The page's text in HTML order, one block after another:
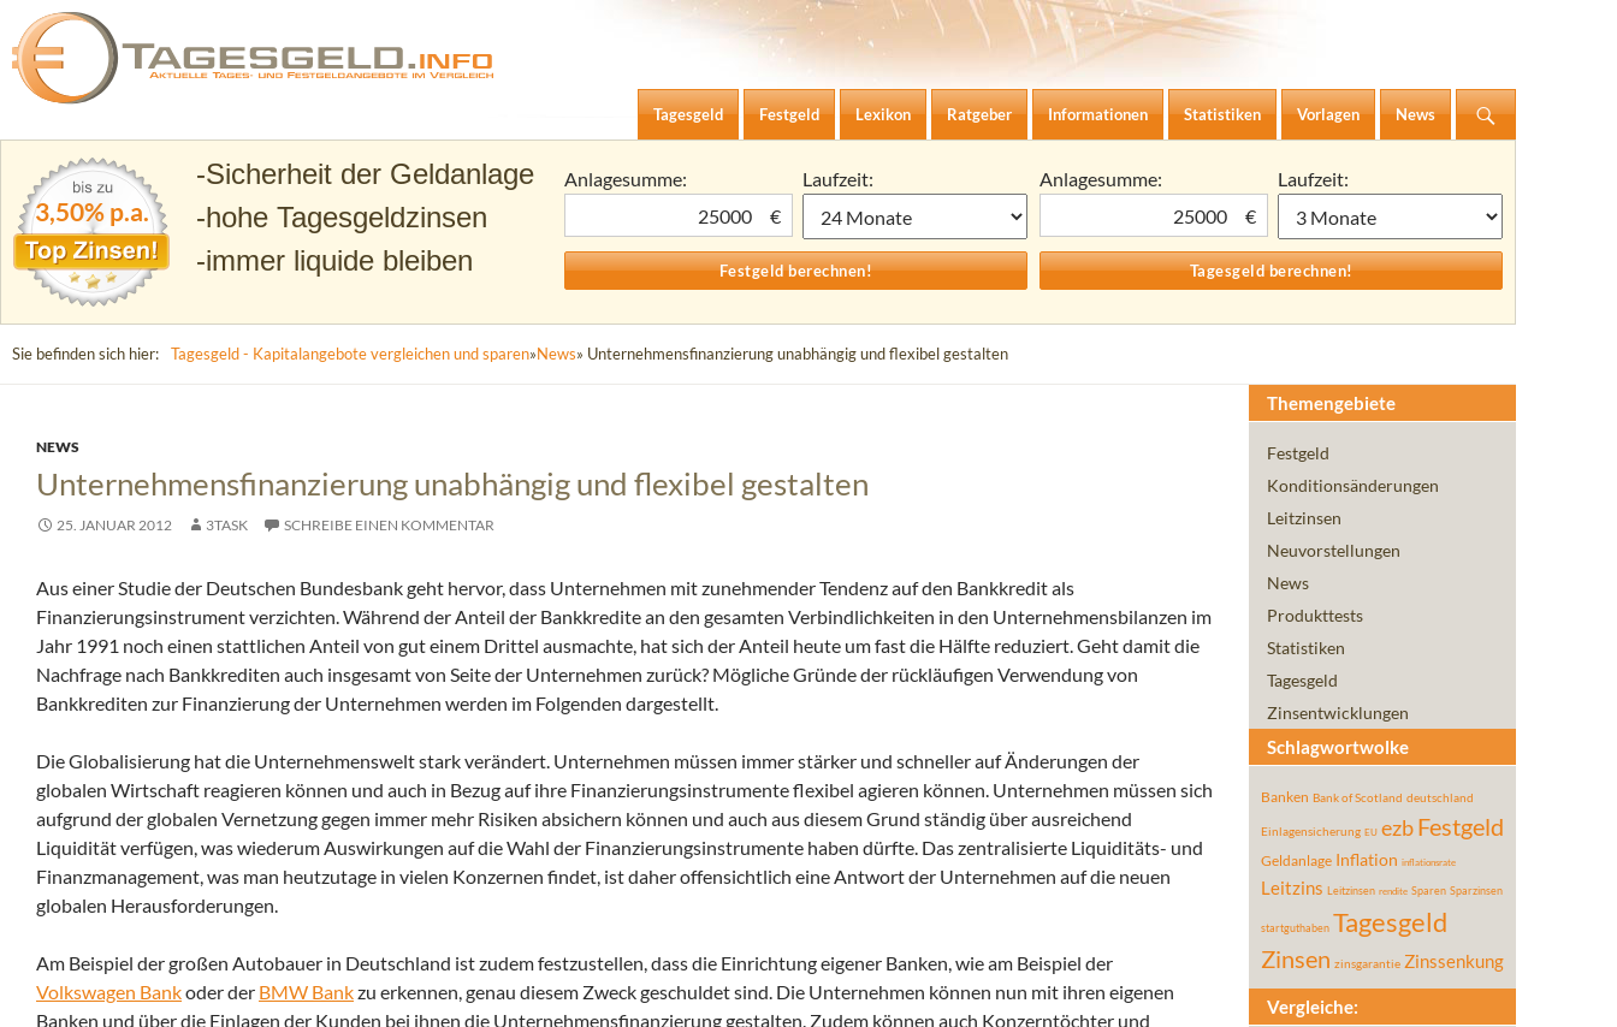
Tagesgeld.info – Tagesgeldkonten vergleichen und Tagesgeld-Zinsen berechnen
Zum Inhalt springen
Tagesgeld
Festgeld Lexikon Ratgeber Informationen Statistiken Vorlagen News
3,50% p.a.
Sicherheit der Geldanlage
hohe Tagesgeldzinsen
immer liquide bleiben
Anlagesumme:
€
Laufzeit:
Anlagesumme:
€
Laufzeit:
Sie befinden sich hier: Tagesgeld - Kapitalangebote vergleichen und sparen»News» Unternehmensfinanzierung unabhängig und flexibel gestalten
NEWS
Unternehmensfinanzierung unabhängig und flexibel gestalten
25. JANUAR 2012 3TASK SCHREIBE EINEN KOMMENTAR
Aus einer Studie der Deutschen Bundesbank geht hervor, dass Unternehmen mit zunehmender Tendenz auf den Bankkredit als
Finanzierungsinstrument verzichten. Während der Anteil der Bankkredite an den gesamten Verbindlichkeiten in den Unternehmensbilanzen im
Jahr 1991 noch einen stattlichen Anteil von gut einem Drittel ausmachte, hat sich der Anteil heute um fast die Hälfte reduziert. Geht damit die
Nachfrage nach Bankkrediten auch insgesamt von Seite der Unternehmen zurück? Mögliche Gründe der rückläufigen Verwendung von
Bankkrediten zur Finanzierung der Unternehmen werden im Folgenden dargestellt.
Die Globalisierung hat die Unternehmenswelt stark verändert. Unternehmen müssen immer stärker und schneller auf Änderungen der
globalen Wirtschaft reagieren können und auch in Bezug auf ihre Finanzierungsinstrumente flexibel agieren können. Unternehmen müssen sich
aufgrund der globalen Vernetzung gegen immer mehr Risiken absichern können und auch aus diesem Grund ständig über ausreichend
Liquidität verfügen, was wiederum Auswirkungen auf die Wahl der Finanzierungsinstrumente haben dürfte. Das zentralisierte Liquiditäts- und
Finanzmanagement, was man heutzutage in vielen Konzernen findet, ist daher offensichtlich eine Antwort der Unternehmen auf die neuen
globalen Herausforderungen.
Am Beispiel der großen Autobauer in Deutschland ist zudem festzustellen, dass die Einrichtung eigener Banken, wie am Beispiel der
Volkswagen Bankoder der BMW Bankzu erkennen, genau diesem Zweck geschuldet sind. Die Unternehmen können nun mit ihren eigenen
Banken und über die Einlagen der Kunden bei ihnen die Unternehmensfinanzierung gestalten. Zudem können auch Konzerntöchter und
Themengebiete
Festgeld
Konditionsänderungen
Leitzinsen
Neuvorstellungen
News
Produkttests
Statistiken
Tagesgeld
Zinsentwicklungen
Schlagwortwolke
Banken Bank of Scotland deutschland
Einlagensicherung EU ezbFestgeld
Geldanlage Inflation inflationsrate
Leitzins Leitzinsen rendite Sparen Sparzinsen
startguthaben Tagesgeld
Zinsen zinsgarantie Zinssenkung
Vergleiche: